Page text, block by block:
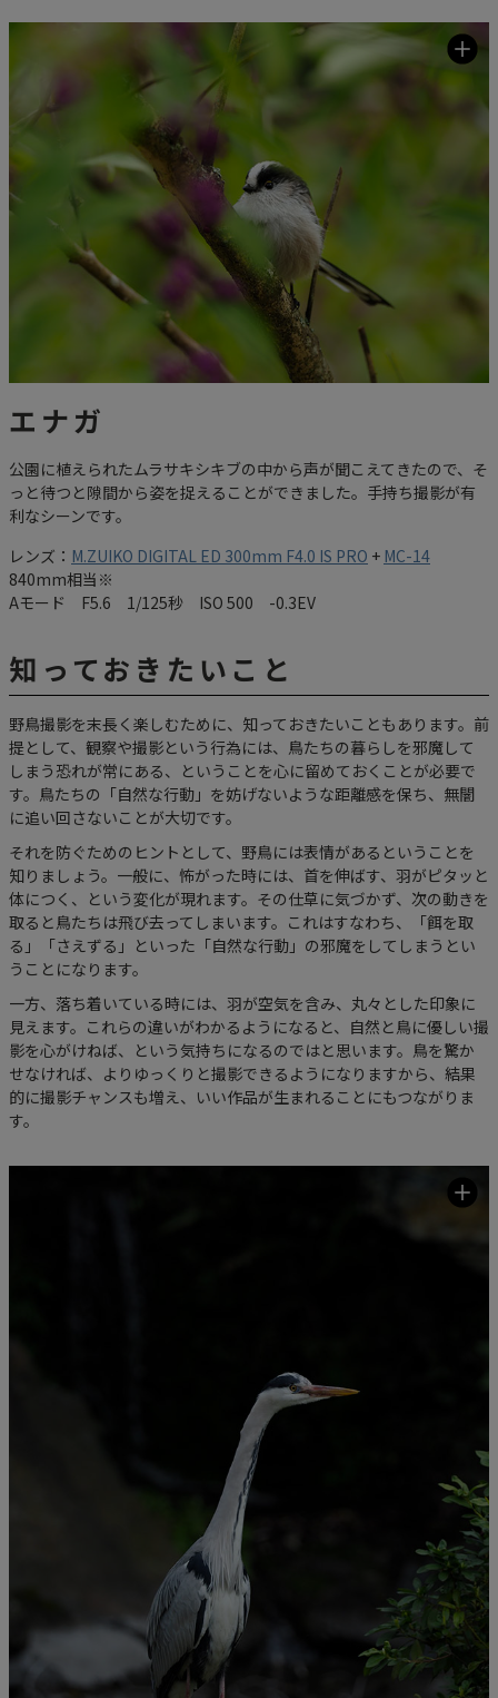
エナガ
公園に植えられたムラサキシキブの中から声が聞こえてきたので、そ
っと待つと隙間から姿を捉えることができました。手持ち撮影が有
利なシーンです。
レンズ： M.ZUIKO DIGITAL ED 300mm F4.0 IS PRO + MC-14
840mm相当※
Aモード F5.6 1/125秒 ISO 500 -0.3EV
知っておきたいこと
野鳥撮影を末長く楽しむために、知っておきたいこともあります。前
提として、観察や撮影という行為には、鳥たちの暮らしを邪魔して
しまう恐れが常にある、ということを心に留めておくことが必要で
す。鳥たちの「自然な行動」を妨げないような距離感を保ち、無闇
に追い回さないことが大切です。
それを防ぐためのヒントとして、野鳥には表情があるということを
知りましょう。一般に、怖がった時には、首を伸ばす、羽がピタッと
体につく、という変化が現れます。その仕草に気づかず、次の動きを
取ると鳥たちは飛び去ってしまいます。これはすなわち、「餌を取
る」「さえずる」といった「自然な行動」の邪魔をしてしまうとい
うことになります。
一方、落ち着いている時には、羽が空気を含み、丸々とした印象に
見えます。これらの違いがわかるようになると、自然と鳥に優しい撮
影を心がけねば、という気持ちになるのではと思います。鳥を驚か
せなければ、よりゆっくりと撮影できるようになりますから、結果
的に撮影チャンスも増え、いい作品が生まれることにもつながりま
す。